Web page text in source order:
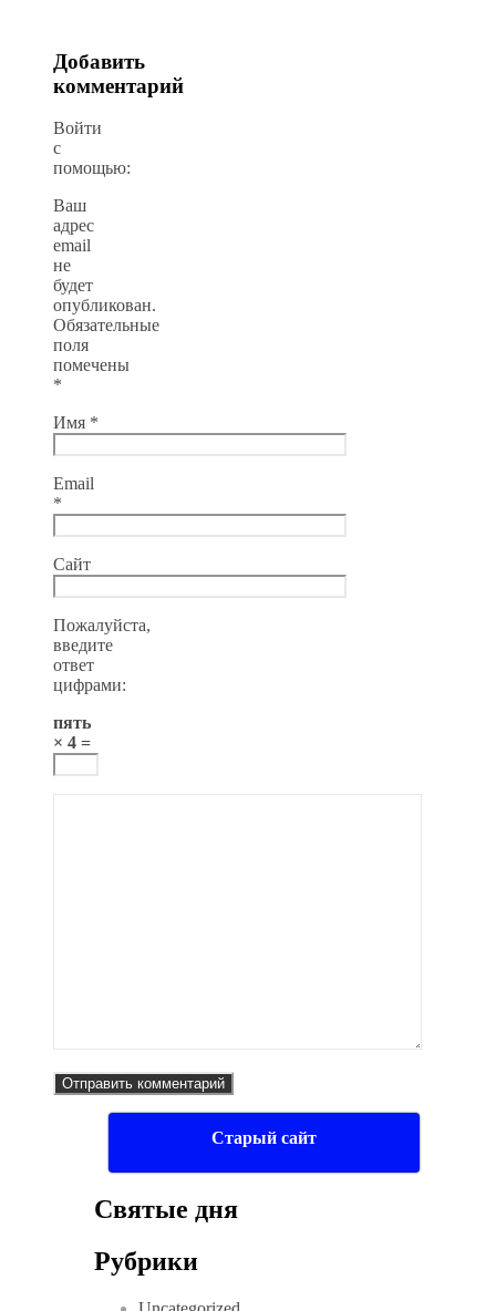
Добавить
комментарий
Войти
с
помощью:
Ваш
адрес
email
не
будет
опубликован.
Обязательные
поля
помечены
*
Имя *
Email
*
Сайт
Пожалуйста,
введите
ответ
цифрами:
пять
× 4 =
Старый сайт
Святые дня
Рубрики